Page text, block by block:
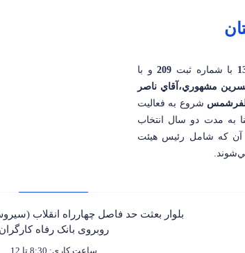
با شماره ثبت 209و با
مشهوري،آقاي ناصر
مظفرشمس شروع به فعاليت
به مدت دو سال انتخاب
آن که شامل رئيس هيئت
بلوار بعثت حد فاصل چهارراه انقلاب
روبروی بانک رفاه کارگران
ساعت کاری: 8:30 تا 12